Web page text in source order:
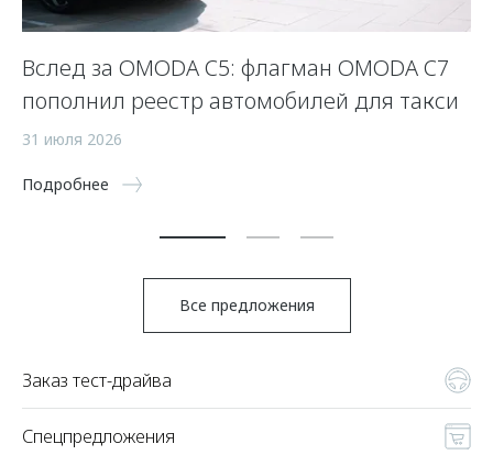
Вслед за OMODA C5: флагман OMODA C7
пополнил реестр автомобилей для такси
31 июля 2026
Подробнее
Все предложения
Заказ тест-драйва
Спецпредложения